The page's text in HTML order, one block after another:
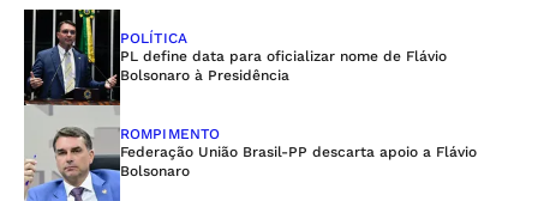
POLÍTICA
PL define data para oficializar nome de Flávio
Bolsonaro à Presidência
ROMPIMENTO
Federação União Brasil-PP descarta apoio a Flávio
Bolsonaro